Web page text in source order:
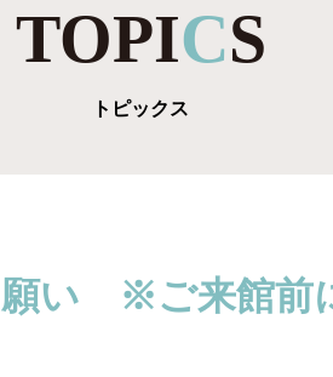
TOPICS
トピックス
い ※ご来館前